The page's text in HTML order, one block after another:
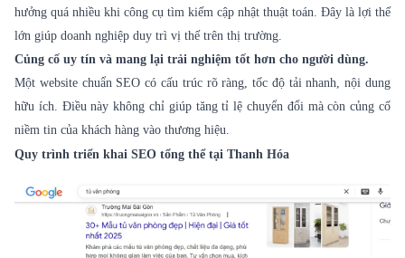
hưởng quá nhiều khi công cụ tìm kiếm cập nhật thuật toán. Đây là lợi thế
lớn giúp doanh nghiệp duy trì vị thế trên thị trường.
Củng cố uy tín và mang lại trải nghiệm tốt hơn cho người dùng.
Một website chuẩn SEO có cấu trúc rõ ràng, tốc độ tải nhanh, nội dung
hữu ích. Điều này không chỉ giúp tăng tỉ lệ chuyển đổi mà còn củng cố
niềm tin của khách hàng vào thương hiệu.
Quy trình triển khai SEO tổng thể tại Thanh Hóa